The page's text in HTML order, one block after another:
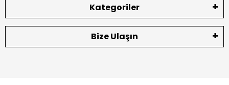
Kategoriler
Bize Ulaşın